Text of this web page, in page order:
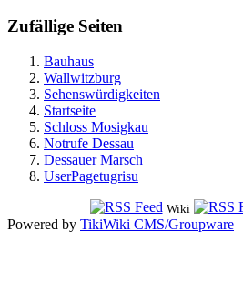
Zufällige Seiten
Bauhaus
Wallwitzburg
Sehenswürdigkeiten
Startseite
Schloss Mosigkau
Notrufe Dessau
Dessauer Marsch
UserPagetugrisu
Wiki
Powered by TikiWiki CMS/Groupware